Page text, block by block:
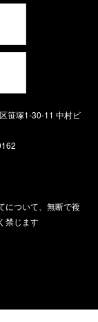
笹塚1-30-11 中村ビ
について、無断で複
禁じます